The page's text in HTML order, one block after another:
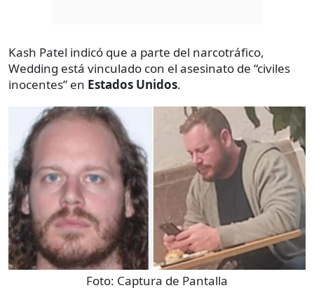
Kash Patel indicó que a parte del narcotráfico,
Wedding está vinculado con el asesinato de “civiles
inocentes” en Estados Unidos.
Foto: Captura de Pantalla